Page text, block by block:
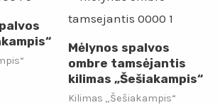
Mėlynos spalvos
ombre tamsėjantis
kilimas „Šešiakampis“
Kilimas „Šešiakampis“